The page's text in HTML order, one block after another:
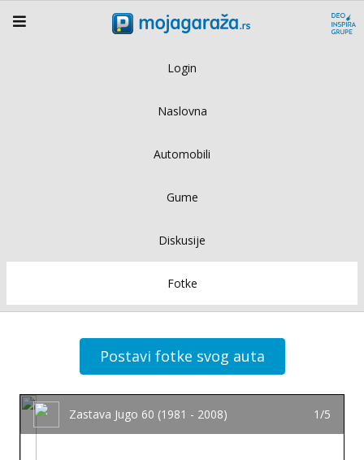
Login
Naslovna
Automobili
Gume
Diskusije
Fotke
Postavi fotke svog auta
Zastava Jugo 60 (1981 - 2008) 1/5